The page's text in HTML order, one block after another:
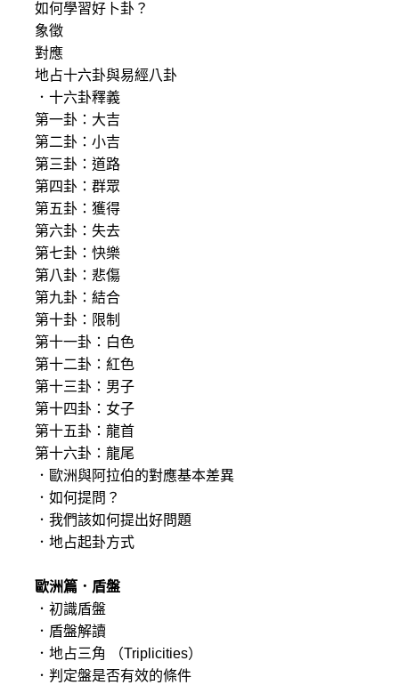
如何學習好卜卦？
象徵
對應
地占十六卦與易經八卦
．十六卦釋義
第一卦：大吉
第二卦：小吉
第三卦：道路
第四卦：群眾
第五卦：獲得
第六卦：失去
第七卦：快樂
第八卦：悲傷
第九卦：結合
第十卦：限制
第十一卦：白色
第十二卦：紅色
第十三卦：男子
第十四卦：女子
第十五卦：龍首
第十六卦：龍尾
．歐洲與阿拉伯的對應基本差異
．如何提問？
．我們該如何提出好問題
．地占起卦方式
歐洲篇．盾盤
．初識盾盤
．盾盤解讀
．地占三角 （Triplicities）
．判定盤是否有效的條件